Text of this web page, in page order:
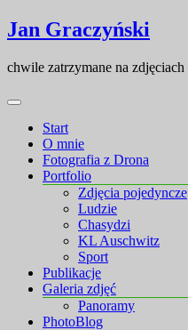
Skip
to
Skip
to
Jan Graczyński
chwile zatrzymane na zdjęciach
Start
O mnie
Fotografia z Drona
Portfolio
Zdjęcia pojedyncze
Ludzie
Chasydzi
KL Auschwitz
Sport
Publikacje
Galeria zdjęć
Panoramy
PhotoBlog